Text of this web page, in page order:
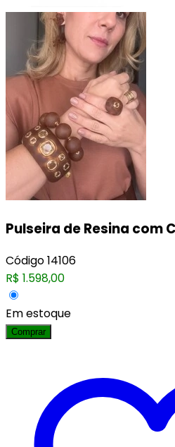
Pulseira de Resina com
Código14106
R$ 1.598,00
Em estoque
Comprar